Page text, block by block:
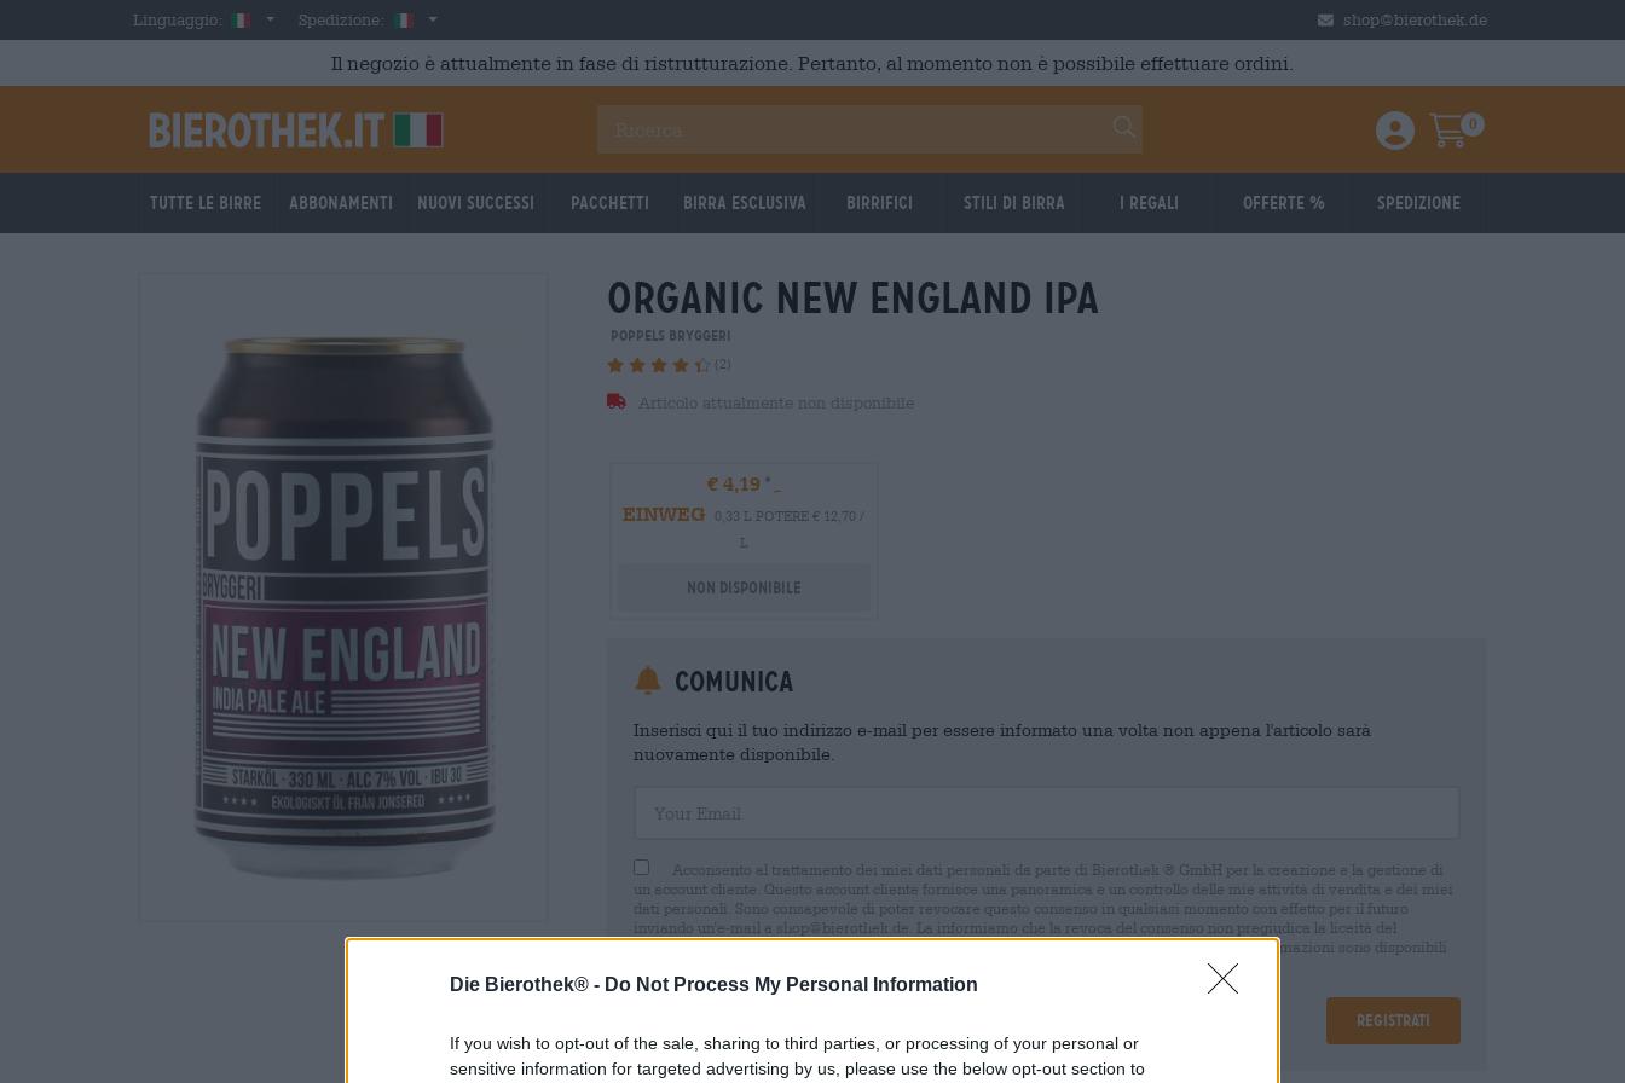
Die Bierothek® - Do Not Process My Personal Information
If you wish to opt-out of the sale, sharing to third parties, or processing of your personal or
sensitive information for targeted advertising by us, please use the below opt-out section to
Skip to main contentLinguaggio: ItalianSpedizione: Italia shop@bierothek.de
Il negozio è attualmente in fase di ristrutturazione. Pertanto, al momento non è possibile effettuare ordini.
Einloggen / Anmelden
Warenkorb
0
Tutte le birre Abbonamenti Nuovi successi Pacchetti Birra Esclusiva Birrifici Stili di birra I regali Offerte % Spedizione
organic new england ipa
Poppels Bryggeri
(2)
Articolo attualmente non disponibile
€ 4,19
EINWEG
0,33 L POTERE € 12,70 /
L
Non disponibile
Comunica
Inserisci qui il tuo indirizzo e-mail per essere informato una volta non appena l'articolo sarà
nuovamente disponibile.
Acconsento al trattamento dei miei dati personali da parte di Bierothek ® GmbH per la creazione e la gestione di
un account cliente. Questo account cliente fornisce una panoramica e un controllo delle mie attività di vendita e dei miei
dati personali. Sono consapevole di poter revocare questo consenso in qualsiasi momento con effetto per il futuro
inviando un'e-mail a shop@bierothek.de. La informiamo che la revoca del consenso non pregiudica la liceità del
trattamento effettuato sulla base del suo consenso fino al momento della revoca. Ulteriori informazioni sono disponibili
Registrati